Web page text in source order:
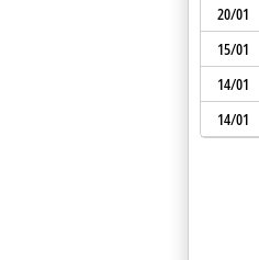
20/01
15/01
14/01
14/01